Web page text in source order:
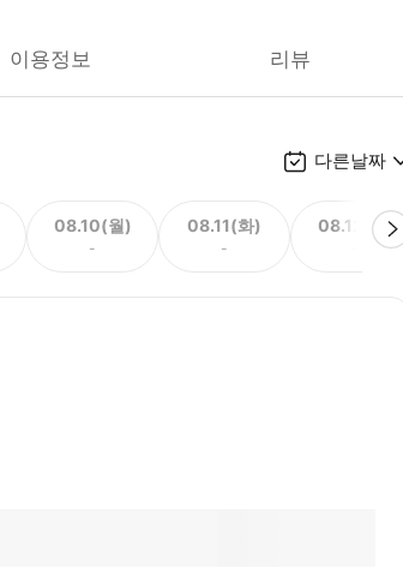
이용정보 리뷰
다른날짜
08.10(월)
-
08.11(화)
-
08.12(수)